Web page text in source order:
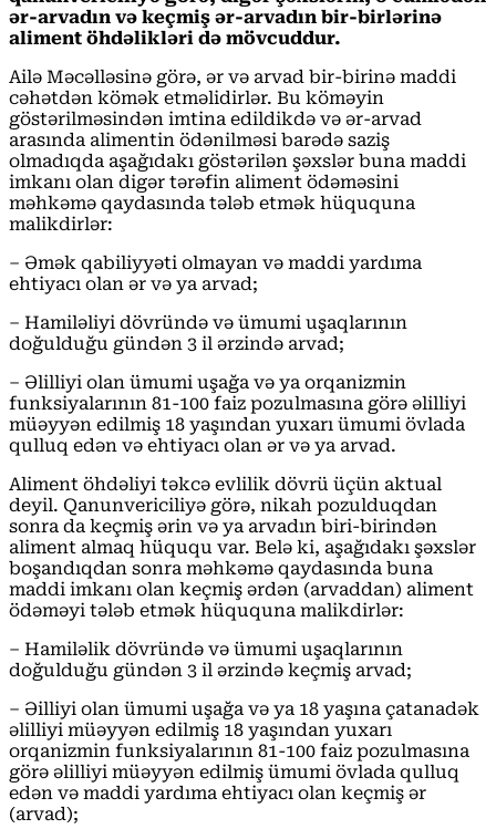
ər-arvadın və keçmiş ər-arvadın bir-birlərinə
aliment öhdəlikləri də mövcuddur.
Ailə Məcəlləsinə görə, ər və arvad bir-birinə maddi
cəhətdən kömək etməlidirlər. Bu köməyin
göstərilməsindən imtina edildikdə və ər-arvad
arasında alimentin ödənilməsi barədə saziş
olmadıqda aşağıdakı göstərilən şəxslər buna maddi
imkanı olan digər tərəfin aliment ödəməsini
məhkəmə qaydasında tələb etmək hüququna
malikdirlər:
– Əmək qabiliyyəti olmayan və maddi yardıma
ehtiyacı olan ər və ya arvad;
– Hamiləliyi dövründə və ümumi uşaqlarının
doğulduğu gündən 3 il ərzində arvad;
– Əlilliyi olan ümumi uşağa və ya orqanizmin
funksiyalarının 81-100 faiz pozulmasına görə əlilliyi
müəyyən edilmiş 18 yaşından yuxarı ümumi övlada
qulluq edən və ehtiyacı olan ər və ya arvad.
Aliment öhdəliyi təkcə evlilik dövrü üçün aktual
deyil. Qanunvericiliyə görə, nikah pozulduqdan
sonra da keçmiş ərin və ya arvadın biri-birindən
aliment almaq hüququ var. Belə ki, aşağıdakı şəxslər
boşandıqdan sonra məhkəmə qaydasında buna
maddi imkanı olan keçmiş ərdən (arvaddan) aliment
ödəməyi tələb etmək hüququna malikdirlər:
– Hamiləlik dövründə və ümumi uşaqlarının
doğulduğu gündən 3 il ərzində keçmiş arvad;
– Əilliyi olan ümumi uşağa və ya 18 yaşına çatanadək
əlilliyi müəyyən edilmiş 18 yaşından yuxarı
orqanizmin funksiyalarının 81-100 faiz pozulmasına
görə əlilliyi müəyyən edilmiş ümumi övlada qulluq
edən və maddi yardıma ehtiyacı olan keçmiş ər
(arvad);